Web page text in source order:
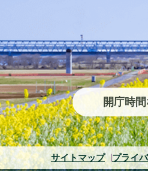
開庁時
サイトマップ プライ